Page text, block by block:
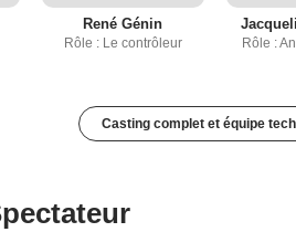
René Génin
Rôle : Le contrôleur Rôle :
Casting complet et équipe